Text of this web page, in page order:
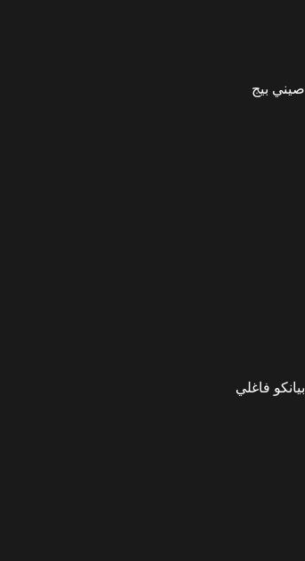
صيني بيج
بيانكو فاغلي